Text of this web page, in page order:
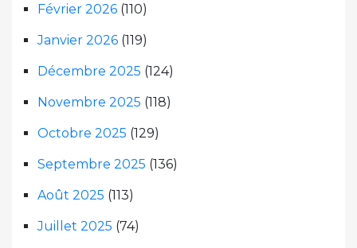
Février 2026 (110)
Janvier 2026 (119)
Décembre 2025 (124)
Novembre 2025 (118)
Octobre 2025 (129)
Septembre 2025 (136)
Août 2025 (113)
Juillet 2025 (74)